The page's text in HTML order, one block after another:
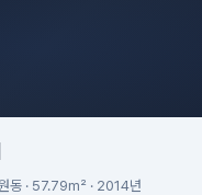
동 · 57.79m² · 2014년